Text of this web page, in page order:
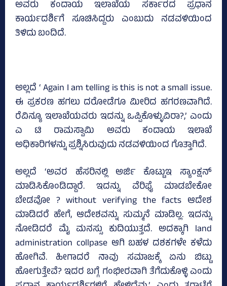
ಅವರು ಕಂದಾಯ ಇಲಾಖೆಯ ಸರ್ಕಾರದ ಪ್ರಧಾನ
ಕಾರ್ಯದರ್ಶಿಗೆ ಸೂಚಿಸಿದ್ದರು ಎಂಬುದು ನಡವಳಿಯಿಂದ
ತಿಳಿದು ಬಂದಿದೆ.
ಅಲ್ಲದೆ ‘ Again I am telling is this is not a small issue.
ಈ ಪ್ರಕರಣ ಹಗಲು ದರೋಡೆಗೂ ಮೀರಿದ ಹಗರಣವಾಗಿದೆ.
ರೆವಿನ್ಯೂ ಇಲಾಖೆಯವರು ಇದನ್ನು ಒಪ್ಪಿಕೊಳ್ಳುವಿರಾ?,’ ಎಂದು
ಎ ಟಿ ರಾಮಸ್ವಾಮಿ ಅವರು ಕಂದಾಯ ಇಲಾಖೆ
ಅಧಿಕಾರಿಗಳನ್ನು ಪ್ರಶ್ನಿಸಿರುವುದು ನಡವಳಿಯಿಂದ ಗೊತ್ತಾಗಿದೆ.
ಅಲ್ಲದೆ ‘ಅವರ ಹೆಸರಿನಲ್ಲಿ ಅರ್ಜಿ ಕೊಟ್ಟುಇ ಸ್ಯಾಂಕ್ಷನ್‌
ಮಾಡಿಸಿಕೊಂಡಿದ್ದಾರೆ. ಇದನ್ನು ವೆರಿಫೈ ಮಾಡಬೇಕೋ
ಬೇಡವೋ ? without verifying the facts ಆದೇಶ
ಮಾಡಿದರೆ ಹೇಗೆ, ಆದೇಶವನ್ನು ಸುಮ್ಮನೆ ಮಾಡಿಲ್ಲ. ಇದನ್ನು
ನೋಡಿದರೆ ಮೈ ಮನಸ್ಸು ಕುದಿಯುತ್ತದೆ. ಅದಕ್ಕಾಗಿ land
administration collpase ಆಗಿ ಬಹಳ ದಶಕಗಳೇ ಕಳೆದು
ಹೋಗಿವೆ. ಹೀಗಾದರೆ ನಾವು ಸಮಾಜಕ್ಕೆ ಏನು ಬಿಟ್ಟು
ಹೋಗುತ್ತೇವೆ? ಇದರ ಬಗ್ಗೆ ಗಂಭೀರವಾಗಿ ತೆಗೆದುಕೊಳ್ಳಿ ಎಂದು